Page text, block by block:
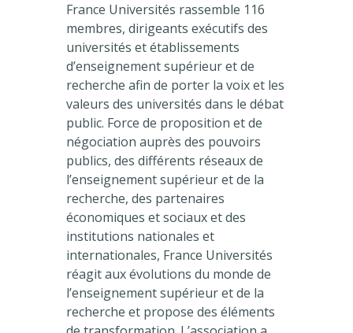
France Universités rassemble 116
membres, dirigeants exécutifs des
universités et établissements
d’enseignement supérieur et de
recherche afin de porter la voix et les
valeurs des universités dans le débat
public. Force de proposition et de
négociation auprès des pouvoirs
publics, des différents réseaux de
l’enseignement supérieur et de la
recherche, des partenaires
économiques et sociaux et des
institutions nationales et
internationales, France Universités
réagit aux évolutions du monde de
l’enseignement supérieur et de la
recherche et propose des éléments